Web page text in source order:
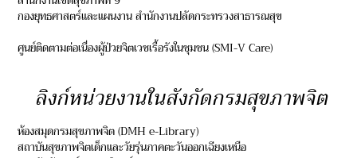
กองยุทธศาสตร์และแผนงาน สำนักงานปลัดกระทรวงสาธารณสุข
ศูนย์ติดตามต่อเนื่องผู้ป่วยจิตเวชเรื้อรังในชุมชน (SMI-V Care)
ลิงก์หน่วยงานในสังกัดกรมสุขภาพจิต
ห้องสมุดกรมสุขภาพจิต (DMH e-Library)
สถาบันสุขภาพจิตเด็กและวัยรุ่นภาคตะวันออกเฉียงเหนือ